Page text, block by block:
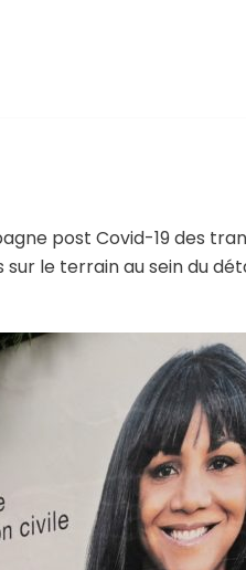
post Covid-19 des
le terrain au sein du